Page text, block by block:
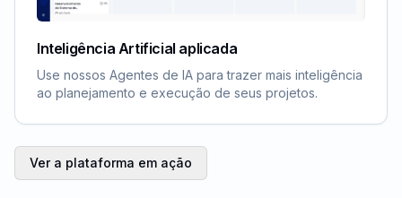
Inteligência Artificial aplicada
Use nossos Agentes de IA para trazer mais inteligência
ao planejamento e execução de seus projetos.
Ver a plataforma em ação